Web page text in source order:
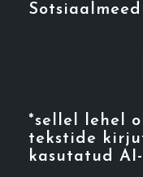
*sellel lehel
tekstide
kasutatud